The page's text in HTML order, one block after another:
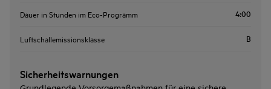
Dauer in Stunden im Eco-Programm 4:00
Luftschallemissionsklasse B
Sicherheitswarnungen